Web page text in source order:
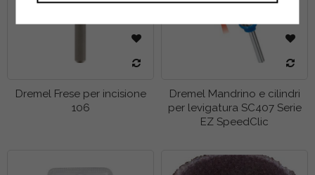
Dremel Frese per incisione
106
Dremel Mandrino e cilindri
per levigatura SC407 Serie
EZ SpeedClic